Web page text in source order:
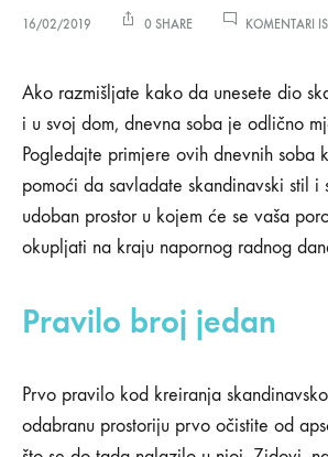
16/02/2019 0 SHARE KOMENTARI
6
načina
da
sa
skandinavskim
stilom
Ako razmišljate kako da unesete dio
i u svoj dom, dnevna soba je odlično
Pogledajte primjere ovih dnevnih soba
pomoći da savladate skandinavski stil i
udoban prostor u kojem će se vaša
okupljati na kraju napornog radnog
Pravilo broj jedan
Prvo pravilo kod kreiranja
odabranu prostoriju prvo očistite od